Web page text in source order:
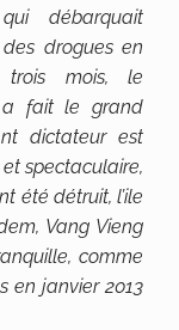
débarquait
drogues en
mois, le
a fait le grand
dictateur est
spectaculaire,
été détruit, l’ile
Vang Vieng
comme
en janvier 2013